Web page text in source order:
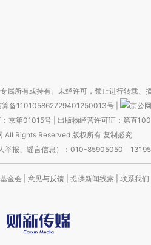
所有或持有。未经许可，禁止进行转载、
算备110105862729401250013号
京公
京第01015号| 出版物经营许可证：第直
All Rights Reserved 版权所有 复制必究
举报、谣言信息）：010-85905050
金会 意见与反馈 提供新闻线索 联系我们